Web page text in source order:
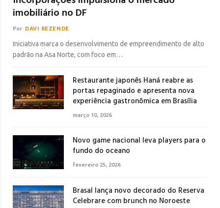
imobiliário no DF
Por DAVI REZENDE
Iniciativa marca o desenvolvimento de empreendimento de alto
padrão na Asa Norte, com foco em…
Restaurante japonês Haná reabre as
portas repaginado e apresenta nova
experiência gastronômica em Brasília
março 10, 2026
Novo game nacional leva players para o
fundo do oceano
fevereiro 25, 2026
Brasal lança novo decorado do Reserva
Celebrare com brunch no Noroeste